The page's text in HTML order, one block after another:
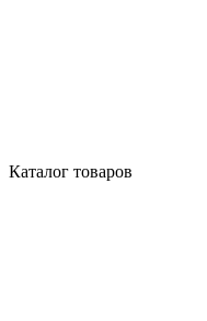
Каталог товаров